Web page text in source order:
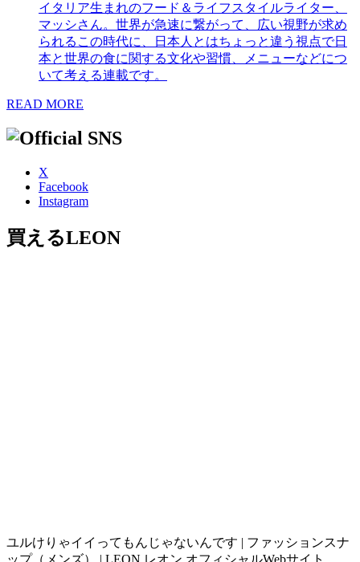
イタリア生まれのフード＆ライフスタイルライター、
マッシさん。世界が急速に繋がって、広い視野が求め
られるこの時代に、日本人とはちょっと違う視点で日
本と世界の食に関する文化や習慣、メニューなどにつ
いて考える連載です。
READ MORE
X
Facebook
Instagram
買えるLEON
ユルけりゃイイってもんじゃないんです | ファッションスナ
ップ（メンズ） | LEON レオン オフィシャルWebサイト